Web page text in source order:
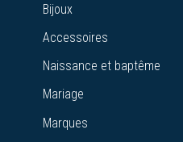
Bijoux
Accessoires
Naissance et baptême
Mariage
Marques